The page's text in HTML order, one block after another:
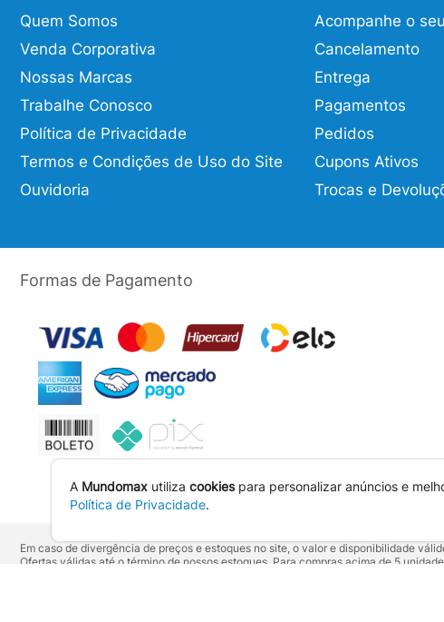
Quem Somos
Venda Corporativa
Nossas Marcas
Trabalhe Conosco
Política de Privacidade
Termos e Condições de Uso do Site
Ouvidoria
Acompanhe o
Cancelamento
Entrega
Pagamentos
Pedidos
Cupons Ativos
Trocas e
Formas de Pagamento
Em caso de divergência de preços e estoques no site, o valor e disponibilidade
Ofertas válidas até o término de nossos estoques. Para compras acima de 5
A Mundomax utiliza cookiespara personalizar anúncios e
Política de Privacidade.